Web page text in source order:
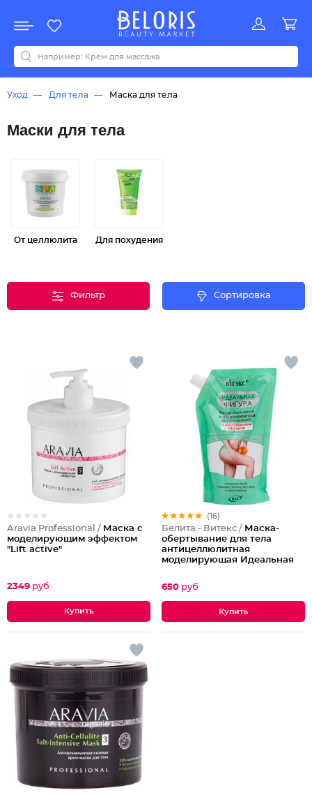
Акции
Все бренды
0-9ABCDEFGHIJKLMNOPQRSTUVWYZАБВДЗИМОКЛНПРСТУФ
Уход Для тела Маска для тела
Маски для тела
От целлюлита Для похудения
Фильтр Сортировка
Aravia Professional / Маска с
моделирующим эффектом
"Lift active"
2349 руб
(16)
Белита - Витекс / Маска-
обертывание для тела
антицеллюлитная
моделирующая Идеальная
650 руб